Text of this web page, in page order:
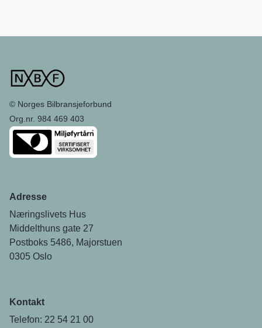
© Norges Bilbransjeforbund
Org.nr. 984 469 403
Adresse
Næringslivets Hus
Middelthuns gate 27
Postboks 5486, Majorstuen
0305 Oslo
Kontakt
Telefon: 22 54 21 00